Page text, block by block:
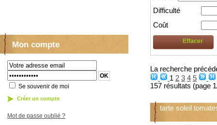
Mon compte
Se souvenir de moi
Créer un compte
Mot de passe oublié ?
Effacer
Difficulté
Coût
La recherche
1 2 3 4 5
157 résultats (page
tarte soleil